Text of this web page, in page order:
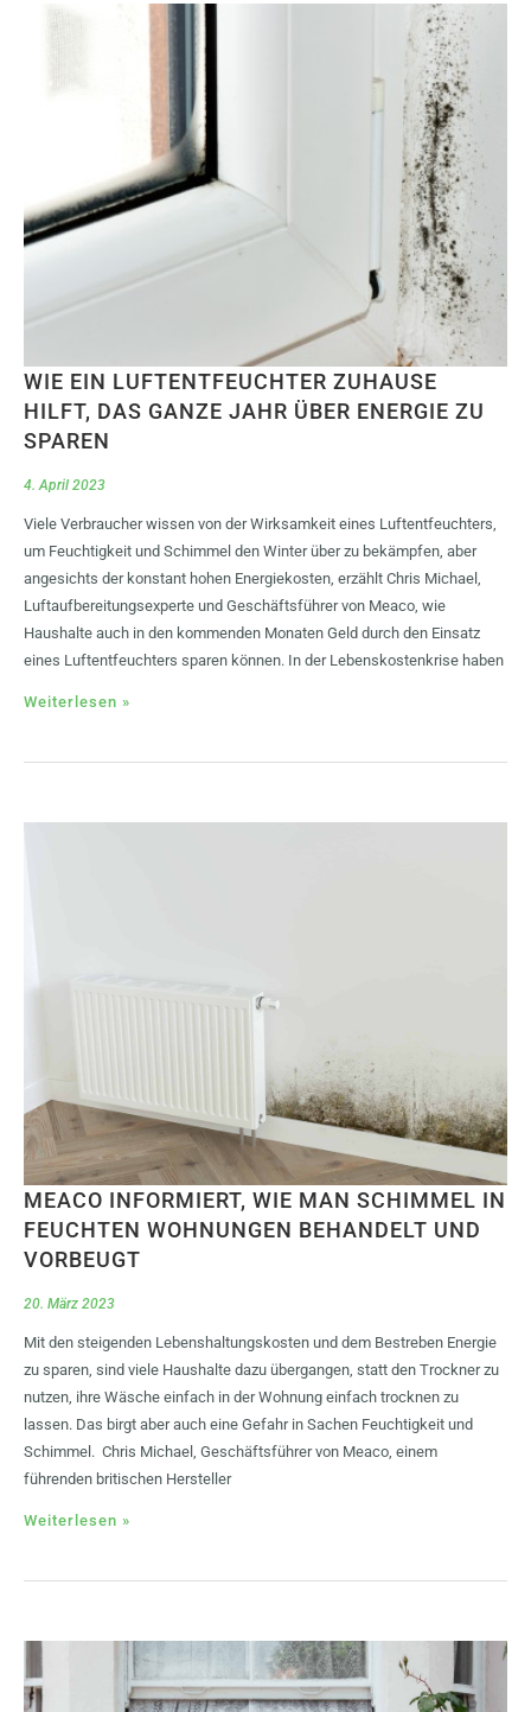
WIE EIN LUFTENTFEUCHTER ZUHAUSE
HILFT, DAS GANZE JAHR ÜBER ENERGIE ZU
SPAREN
4. April 2023
Viele Verbraucher wissen von der Wirksamkeit eines Luftentfeuchters,
um Feuchtigkeit und Schimmel den Winter über zu bekämpfen, aber
angesichts der konstant hohen Energiekosten, erzählt Chris Michael,
Luftaufbereitungsexperte und Geschäftsführer von Meaco, wie
Haushalte auch in den kommenden Monaten Geld durch den Einsatz
eines Luftentfeuchters sparen können. In der Lebenskostenkrise haben
Weiterlesen »
MEACO INFORMIERT, WIE MAN SCHIMMEL IN
FEUCHTEN WOHNUNGEN BEHANDELT UND
VORBEUGT
20. März 2023
Mit den steigenden Lebenshaltungskosten und dem Bestreben Energie
zu sparen, sind viele Haushalte dazu übergangen, statt den Trockner zu
nutzen, ihre Wäsche einfach in der Wohnung einfach trocknen zu
lassen. Das birgt aber auch eine Gefahr in Sachen Feuchtigkeit und
Schimmel. Chris Michael, Geschäftsführer von Meaco, einem
führenden britischen Hersteller
Weiterlesen »